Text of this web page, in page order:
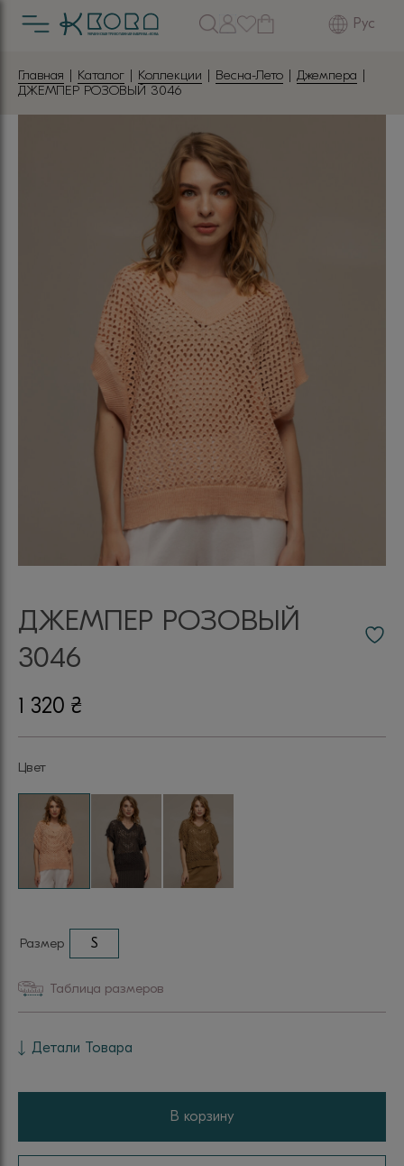
Рус
Главная | Каталог | Коллекции | Весна-Лето | Джемпера |
ДЖЕМПЕР РОЗОВЫЙ 3046
ДЖЕМПЕР РОЗОВЫЙ
3046
1 320 ₴
Цвет
Размер S
Таблица размеров
Детали Товара
В корзину